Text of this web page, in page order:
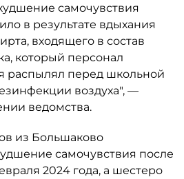
самочувствия
в результате вдыхания
входящего в состав
который персонал
распылял перед школьной
воздуха", —
ведомства.
из Большаково
самочувствия после
2024 года, а шестеро